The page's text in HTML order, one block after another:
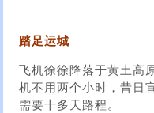
踏足运城
飞机徐徐降落于黄土高
机不用两个小时，昔日
需要十多天路程。